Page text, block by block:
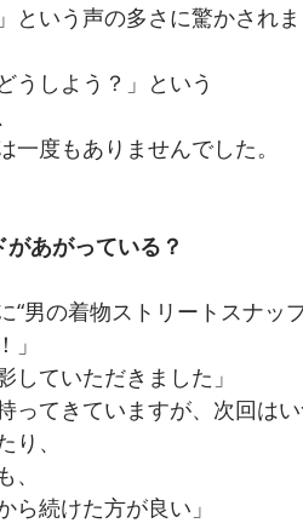
という声の多さに驚かされま
うしよう？」という
一度もありませんでした。
あがっている？
男の着物ストリートスナッ
」
していただきました」
ってきていますが、次回はい
、
ら続けた方が良い」